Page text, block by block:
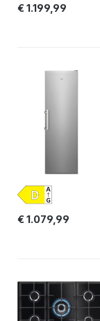
€ 1.199,99
€ 1.079,99